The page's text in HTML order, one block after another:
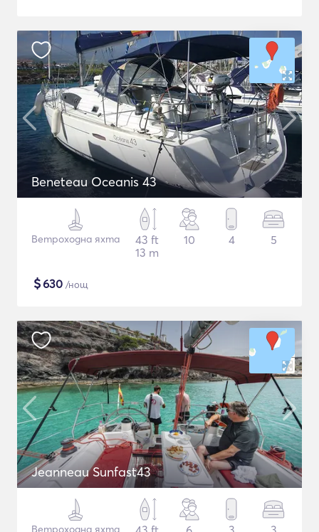
Beneteau Oceanis 43
Ветроходна яхта
43 ft
13 m
10 4 5
$630 /нощ
Jeanneau Sunfast43
Ветроходна яхта